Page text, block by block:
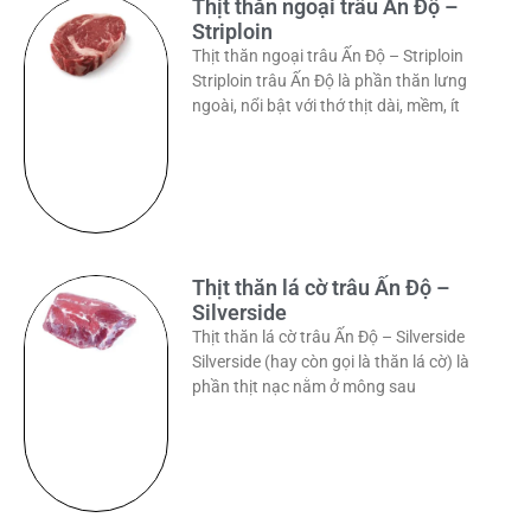
Thịt thăn ngoại trâu Ấn Độ –
Striploin
Thịt thăn ngoại trâu Ấn Độ – Striploin
Striploin trâu Ấn Độ là phần thăn lưng
ngoài, nổi bật với thớ thịt dài, mềm, ít
Thịt thăn lá cờ trâu Ấn Độ –
Silverside
Thịt thăn lá cờ trâu Ấn Độ – Silverside
Silverside (hay còn gọi là thăn lá cờ) là
phần thịt nạc nằm ở mông sau